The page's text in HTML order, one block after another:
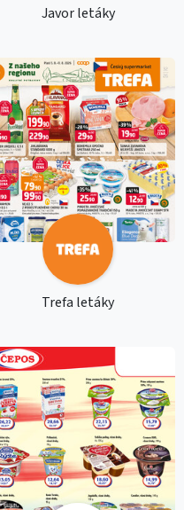
Javor letáky
Trefa letáky